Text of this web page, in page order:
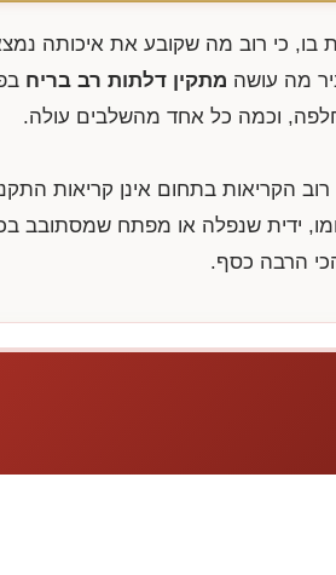
בו, כי רוב מה שקובע את איכותה
מה עושה מתקין דלתות רב בריח
וכמה כל אחד מהשלבים עולה.
הקריאות בתחום אינן קריאות
ידית שנפלה או מפתח שמסתובב
הרבה כסף.